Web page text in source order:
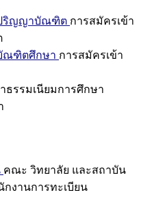
ปริญญาบัณฑิต การสมัครเข้า
ณฑิตศึกษา การสมัครเข้า
ธรรมเนียมการศึกษา
คณะ วิทยาลัย และสถาบัน
กงานการทะเบียน